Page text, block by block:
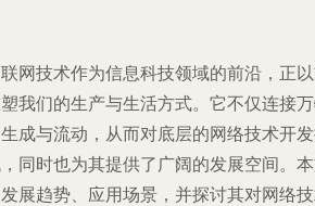
网技术作为信息科技领域的前沿，正
我们的生产与生活方式。它不仅连接
成与流动，从而对底层的网络技术开
同时也为其提供了广阔的发展空间。
展趋势、应用场景，并探讨其对网络技